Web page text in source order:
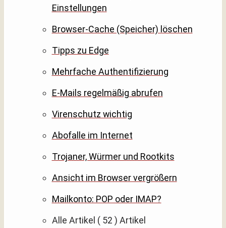
Einstellungen
Browser-Cache (Speicher) löschen
Tipps zu Edge
Mehrfache Authentifizierung
E-Mails regelmäßig abrufen
Virenschutz wichtig
Abofalle im Internet
Trojaner, Würmer und Rootkits
Ansicht im Browser vergrößern
Mailkonto: POP oder IMAP?
Alle Artikel ( 52 ) Artikel